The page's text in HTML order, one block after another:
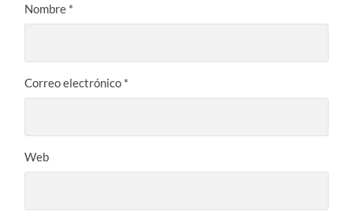
Nombre *
Correo electrónico *
Web